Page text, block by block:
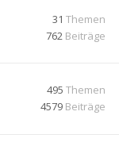
31 Themen
762 Beiträge
495 Themen
4579 Beiträge